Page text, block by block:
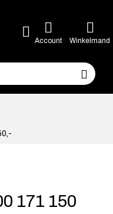
Account Winkelmand
171 150